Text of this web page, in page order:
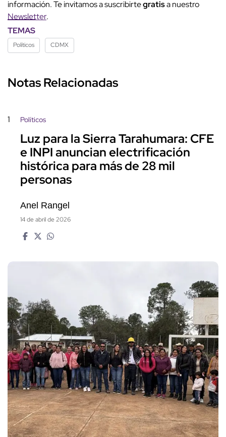
información. Te invitamos a suscribirtegratisa nuestro
Newsletter.
TEMAS
Políticos CDMX
Notas Relacionadas
1 Políticos
Luz para la Sierra Tarahumara: CFE
e INPI anuncian electrificación
histórica para más de 28 mil
personas
Anel Rangel
14 de abril de 2026